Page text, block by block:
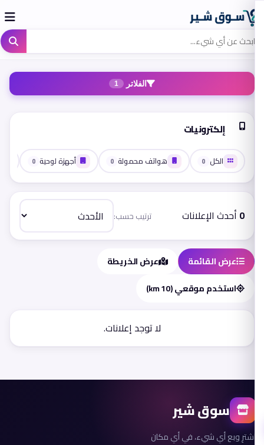
الفلاتر 1
إلكترونيات
الكل 0 هواتف محمولة 0 أجهزة لوحية 0
0 أحدث الإعلانات ترتيب حسب:
عرض القائمة
عرض الخريطة
استخدم موقعي (10 km)
لا توجد إعلانات.
سوق شير
اشترِ وبع أي شيء، في أي مكان